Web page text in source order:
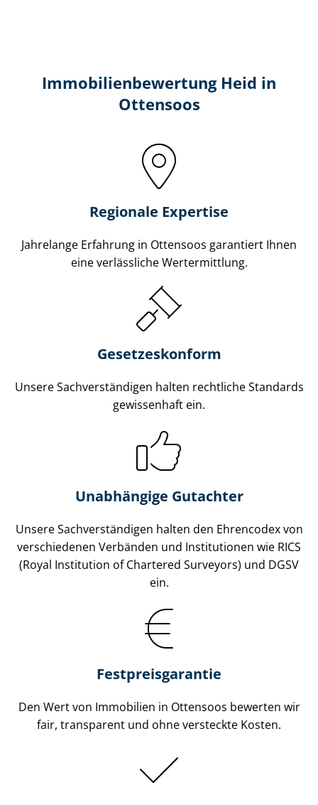
Immobilien­bewertung Heid in
Ottensoos
Regionale Expertise
Jahrelange Erfahrung in Ottensoos garantiert Ihnen
eine verlässliche Wertermittlung.
Gesetzes­konform
Unsere Sach­ver­stän­di­gen halten rechtliche Standards
gewissenhaft ein.
Unabhängige Gutachter
Unsere Sach­ver­stän­di­gen halten den Ehrencodex von
verschiedenen Verbänden und Institutionen wie RICS
(Royal Institution of Chartered Surveyors) und DGSV
ein.
Festpreis​garantie
Den Wert von Immobilien in Ottensoos bewerten wir
fair, transparent und ohne versteckte Kosten.